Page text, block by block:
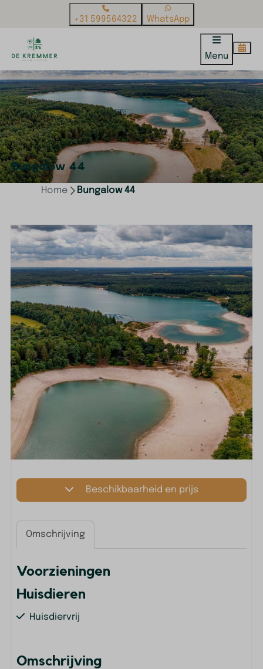
+31 599564322 WhatsApp
Menu
Bungalow 44
Home Bungalow 44
Beschikbaarheid en prijs
Omschrijving
Voorzieningen
Huisdieren
Huisdiervrij
Omschrijving